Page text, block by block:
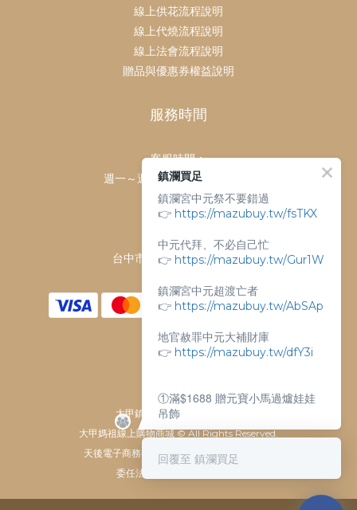
線上供花流程說明
線上代燒流程說明
線上法會流程說明
贈品與優惠券權益說明
服務時間
客服時間：
週一～週日 上午9點～下午6點
客服電話：
04-26763688
門市地址：
台中市大甲區順天路238號
大甲鎮瀾宮唯一指定 官方商城
大甲媽祖線上購物商城 © All Rights Reserved.
天後電子商務有限公司 / 統一編號 61929607
委任法律顧問：瀛睿律師事務
鎮瀾買足
鎮瀾宮中元祭不要錯過
👉 https://mazubuy.tw/fsTKX
中元代拜、不必自己忙
👉 https://mazubuy.tw/Gur1W
鎮瀾宮中元超渡亡者
👉 https://mazubuy.tw/AbSAp
地官赦罪中元大補財庫
👉 https://mazubuy.tw/dfY3i
①滿$1688 贈元寶小馬過爐娃娃
吊飾
回覆至 鎮瀾買足